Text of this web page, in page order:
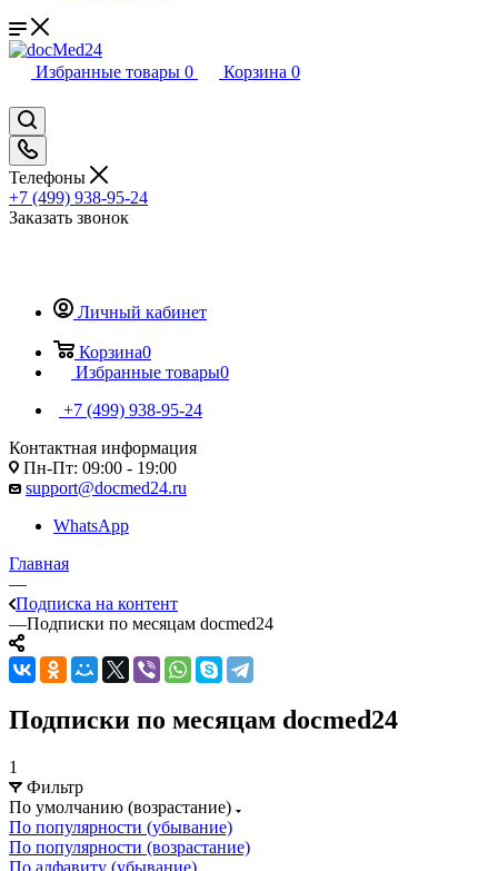
Избранные товары 0 Корзина 0
Телефоны
+7 (499) 938-95-24
Заказать звонок
Личный кабинет
Корзина0
Избранные товары0
+7 (499) 938-95-24
Контактная информация
Пн-Пт: 09:00 - 19:00
support@docmed24.ru
WhatsApp
Главная
—
Подписка на контент
—Подписки по месяцам docmed24
Подписки по месяцам docmed24
1
Фильтр
По умолчанию (возрастание)
По популярности (убывание)
По популярности (возрастание)
По алфавиту (убывание)